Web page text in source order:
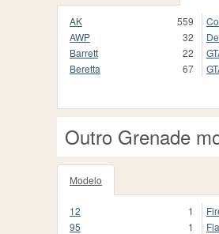
AK
559
AWP
32
Barrett
22
Beretta
67
Outro Grenade
Modelo
12
1
95
1